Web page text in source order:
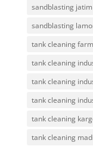
sandblasting jatim
sandblasting
tank cleaning
tank cleaning
tank cleaning
tank cleaning
tank cleaning
tank cleaning